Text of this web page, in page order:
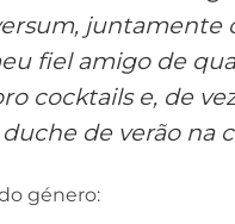
juntamente
fiel amigo de
cocktails e, de
de verão na
género: